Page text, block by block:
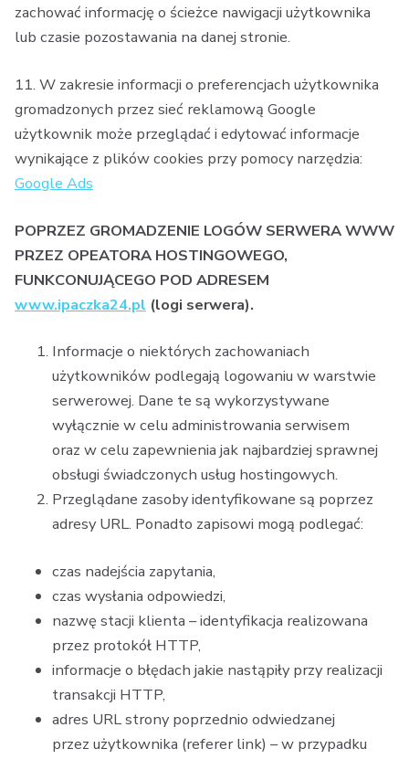
zachować informację o ścieżce nawigacji użytkownika
lub czasie pozostawania na danej stronie.
11. W zakresie informacji o preferencjach użytkownika
gromadzonych przez sieć reklamową Google
użytkownik może przeglądać i edytować informacje
wynikające z plików cookies przy pomocy narzędzia:
Google Ads
POPRZEZ GROMADZENIE LOGÓW SERWERA WWW
PRZEZ OPEATORA HOSTINGOWEGO,
FUNKCONUJĄCEGO POD ADRESEM
www.ipaczka24.pl (logi serwera).
Informacje o niektórych zachowaniach
użytkowników podlegają logowaniu w warstwie
serwerowej. Dane te są wykorzystywane
wyłącznie w celu administrowania serwisem
oraz w celu zapewnienia jak najbardziej sprawnej
obsługi świadczonych usług hostingowych.
Przeglądane zasoby identyfikowane są poprzez
adresy URL. Ponadto zapisowi mogą podlegać:
czas nadejścia zapytania,
czas wysłania odpowiedzi,
nazwę stacji klienta – identyfikacja realizowana
przez protokół HTTP,
informacje o błędach jakie nastąpiły przy realizacji
transakcji HTTP,
adres URL strony poprzednio odwiedzanej
przez użytkownika (referer link) – w przypadku